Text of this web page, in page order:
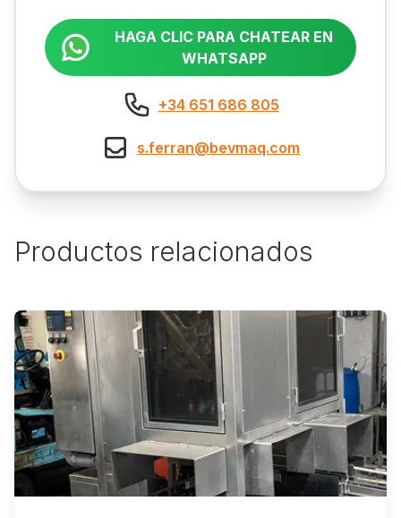
HAGA CLIC PARA CHATEAR EN
WHATSAPP
+34 651 686 805
s.ferran@bevmaq.com
Productos relacionados